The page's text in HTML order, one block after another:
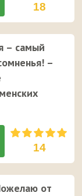
18
– самый
–
14
от